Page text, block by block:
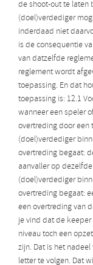
de shoot-out te laten
(doel)verdediger
inderdaad niet
is de consequentie
van datzelfde
reglement wordt
toepassing. En dat
toepassing is: 12.1
wanneer een speler
overtreding door een
(doel)verdediger
overtreding begaat:
aanvaller op
(doel)verdediger
overtreding begaat:
een overtreding van
je vind dat de
niveau toch een
zijn. Dat is het
letter te volgen. Dat